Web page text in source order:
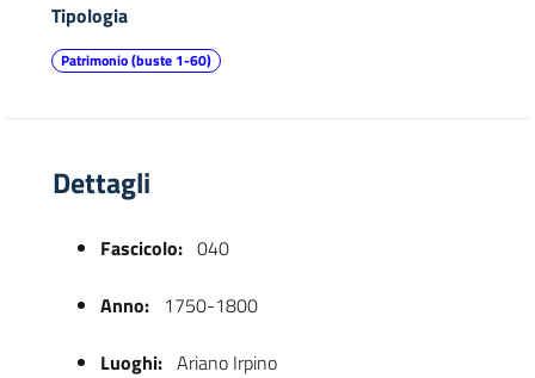
Tipologia
Patrimonio (buste 1-60)
Dettagli
Fascicolo: 040
Anno: 1750-1800
Luoghi: Ariano Irpino